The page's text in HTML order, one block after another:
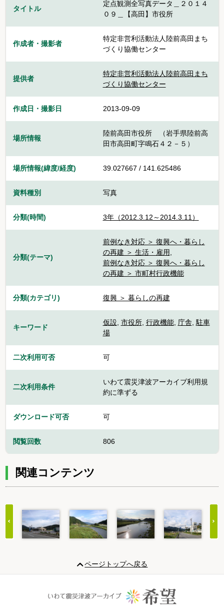
タイトル
定点観測全写真データ＿２０１４
０９＿【高田】市役所
作成者・撮影者
特定非営利活動法人陸前高田まち
づくり協働センター
提供者
特定非営利活動法人陸前高田まち
づくり協働センター
作成日・撮影日 2013-09-09
場所情報
陸前高田市役所 （岩手県陸前高
田市高田町字鳴石４２－５）
場所情報(緯度/経度) 39.027667 / 141.625486
資料種別 写真
分類(時間) 3年（2012.3.12～2014.3.11）
分類(テーマ)
前例なき対応 ＞ 復興へ・暮らし
の再建 ＞ 生活・雇用,
前例なき対応 ＞ 復興へ・暮らし
の再建 ＞ 市町村行政機能
分類(カテゴリ) 復興 ＞ 暮らしの再建
キーワード
仮設, 市役所, 行政機能, 庁舎,駐車
場
二次利用可否 可
二次利用条件
いわて震災津波アーカイブ利用規
約に準ずる
ダウンロード可否 可
閲覧回数 806
関連コンテンツ
20
ページトップへ戻る